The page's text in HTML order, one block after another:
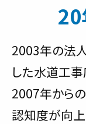
2003年の法
した水道工事
2007年から
認知度が向上